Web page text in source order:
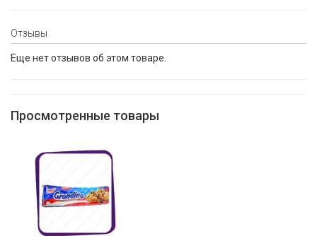
Отзывы
Еще нет отзывов об этом товаре.
Просмотренные товары